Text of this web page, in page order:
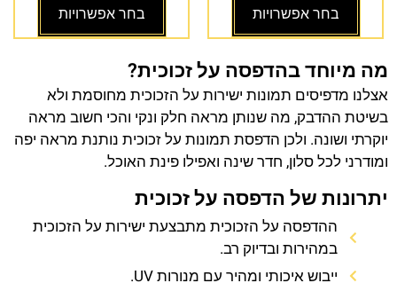
בחר אפשרויות בחר אפשרויות
מה מיוחד בהדפסה על זכוכית?
אצלנו מדפיסים תמונות ישירות על הזכוכית מחוסמת ולא
בשיטת ההדבק, מה שנותן מראה חלק ונקי והכי חשוב מראה
יוקרתי ושונה. ולכן הדפסת תמונות על זכוכית נותנת מראה יפה
ומודרני לכל סלון, חדר שינה ואפילו פינת האוכל.
יתרונות של הדפסה על זכוכית
ההדפסה על הזכוכית מתבצעת ישירות על הזכוכית
במהירות ובדיוק רב.
ייבוש איכותי ומהיר עם מנורות UV.